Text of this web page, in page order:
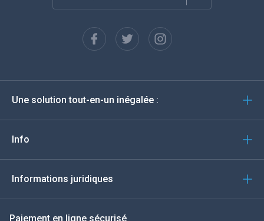
Espagnol
Deutsch
Une solution tout-en-un inégalée :
Info
Informations juridiques
Paiement en ligne sécurisé